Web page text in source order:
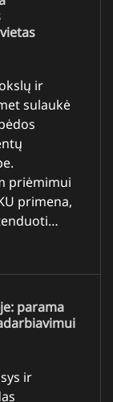
ir
sulaukė
priėmimui
primena,
parama
ir